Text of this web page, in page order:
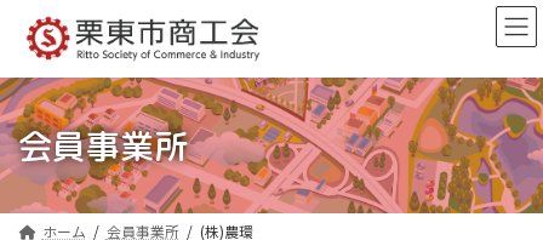
ン
ツ
へ
ス
キ
ッ
ー
シ
ョ
ン
に
移
会員事業所
ホーム 会員事業所 (株)農環